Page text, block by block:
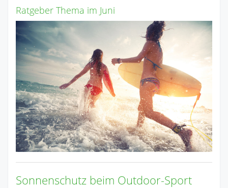
Ratgeber Thema im Juni
Sonnenschutz beim Outdoor-Sport